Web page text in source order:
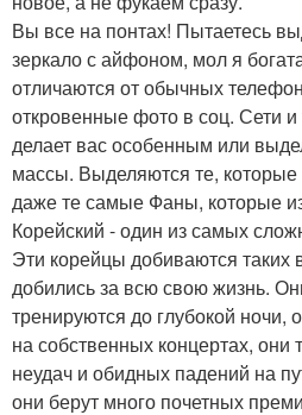
Вы все на понтах! Пытаетесь
зеркало с айфоном, мол я
отличаются от обычных
откровенные фото в соц. Сети и
делает вас особенным или
массы. Выделяются те, которые
даже те самые Фаны, которые
Корейский - один из самых
Эти корейцы добиваются
добились за всю свою жизнь.
тренируются до глубокой ночи,
на собственных концертах, они
неудач и обидных падений на
они берут много почетных